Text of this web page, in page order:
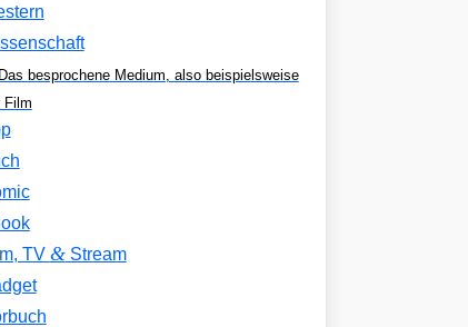
besprochene Medium, also beispielsweise
Film
TV &Stream